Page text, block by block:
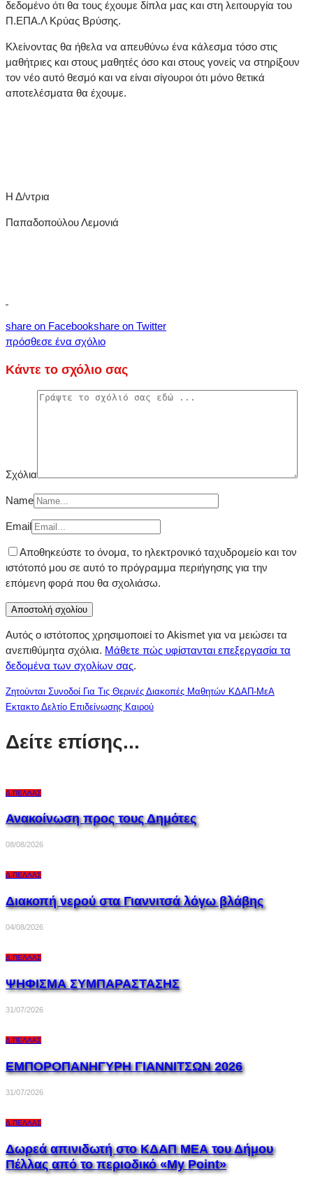
δεδομένο ότι θα τους έχουμε δίπλα μας και στη λειτουργία του
Π.ΕΠΑ.Λ Κρύας Βρύσης.
Κλείνοντας θα ήθελα να απευθύνω ένα κάλεσμα τόσο στις
μαθήτριες και στους μαθητές όσο και στους γονείς να στηρίξουν
τον νέο αυτό θεσμό και να είναι σίγουροι ότι μόνο θετικά
αποτελέσματα θα έχουμε.
Η Δ/ντρια
Παπαδοπούλου Λεμονιά
share on Facebookshare on Twitter
πρόσθεσε ένα σχόλιο
Κάντε το σχόλιο σας
Σχόλια
Name
Email
Αποθηκεύστε το όνομα, το ηλεκτρονικό ταχυδρομείο και τον
ιστότοπό μου σε αυτό το πρόγραμμα περιήγησης για την
επόμενη φορά που θα σχολιάσω.
Αυτός ο ιστότοπος χρησιμοποιεί το Akismet για να μειώσει τα
ανεπιθύμητα σχόλια. Μάθετε πώς υφίστανται επεξεργασία τα
δεδομένα των σχολίων σας.
Ζητούνται Συνοδοί Για Τις Θερινές Διακοπές Μαθητών ΚΔΑΠ-ΜεΑ
Εκτακτο Δελτίο Επιδείνωσης Καιρού
Δείτε επίσης...
Δ.ΠΈΛΛΑΣ
Ανακοίνωση προς τους Δημότες
08/08/2026
Δ.ΠΈΛΛΑΣ
Διακοπή νερού στα Γιαννιτσά λόγω βλάβης
04/08/2026
Δ.ΠΈΛΛΑΣ
ΨΗΦΙΣΜΑ ΣΥΜΠΑΡΑΣΤΑΣΗΣ
31/07/2026
Δ.ΠΈΛΛΑΣ
ΕΜΠΟΡΟΠΑΝΗΓΥΡΗ ΓΙΑΝΝΙΤΣΩΝ 2026
31/07/2026
Δ.ΠΈΛΛΑΣ
Δωρεά απινιδωτή στο ΚΔΑΠ ΜΕΑ του Δήμου
Πέλλας από το περιοδικό «My Point»